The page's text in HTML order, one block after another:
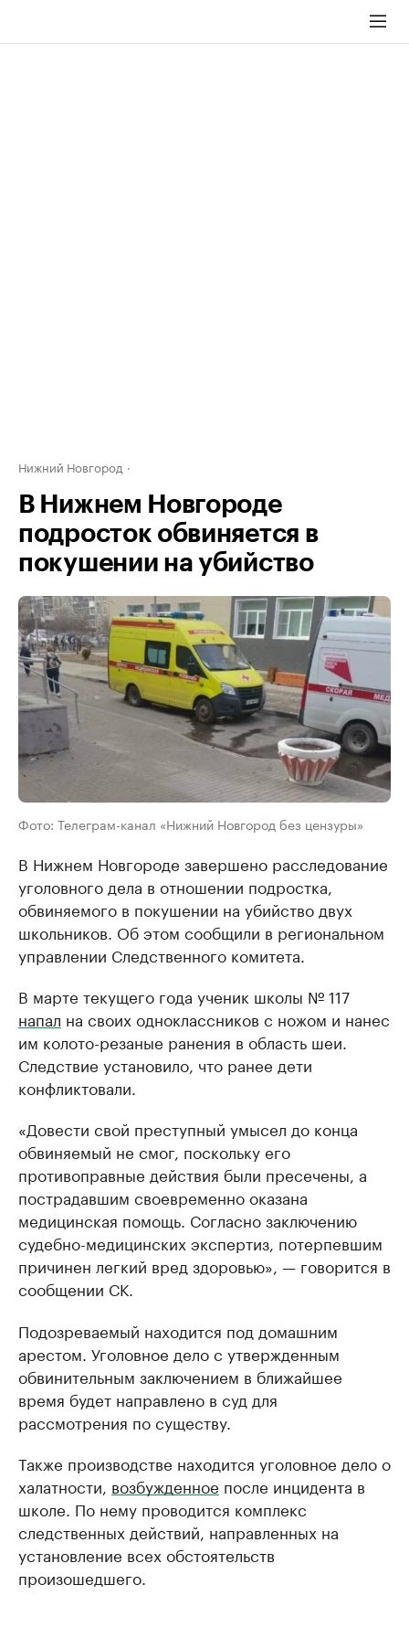
Нижний Новгород
В Нижнем Новгороде
подросток обвиняется в
покушении на убийство
Фото: Телеграм-канал «Нижний Новгород без цензуры»
В Нижнем Новгороде завершено расследование
уголовного дела в отношении подростка,
обвиняемого в покушении на убийство двух
школьников. Об этом сообщили в региональном
управлении Следственного комитета.
В марте текущего года ученик школы № 117
напал на своих одноклассников с ножом и нанес
им колото-резаные ранения в область шеи.
Следствие установило, что ранее дети
конфликтовали.
«Довести свой преступный умысел до конца
обвиняемый не смог, поскольку его
противоправные действия были пресечены, а
пострадавшим своевременно оказана
медицинская помощь. Согласно заключению
судебно-медицинских экспертиз, потерпевшим
причинен легкий вред здоровью», — говорится в
сообщении СК.
Подозреваемый находится под домашним
арестом. Уголовное дело с утвержденным
обвинительным заключением в ближайшее
время будет направлено в суд для
рассмотрения по существу.
Также производстве находится уголовное дело о
халатности, возбужденное после инцидента в
школе. По нему проводится комплекс
следственных действий, направленных на
установление всех обстоятельств
произошедшего.